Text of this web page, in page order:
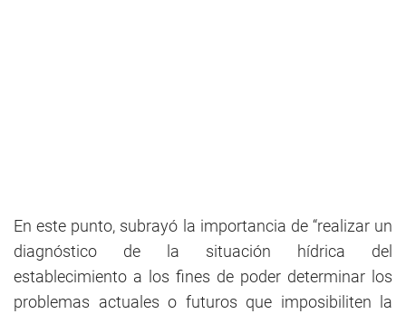
En este punto, subrayó la importancia de “realizar un
diagnóstico de la situación hídrica del
establecimiento a los fines de poder determinar los
problemas actuales o futuros que imposibiliten la